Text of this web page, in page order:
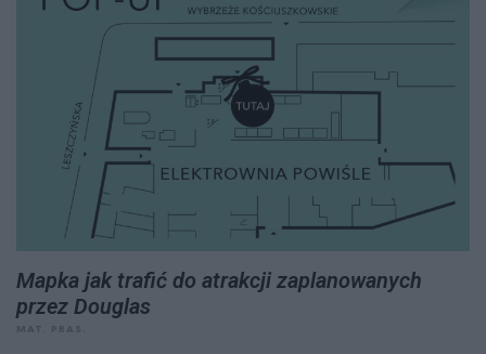
Mapka jak trafić do atrakcji zaplanowanych
przez Douglas